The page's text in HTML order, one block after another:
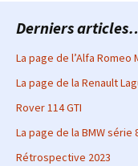
Derniers
La page de l’Alfa Romeo
La page de la Renault
Rover 114 GTI
La page de la BMW série
Rétrospective 2023